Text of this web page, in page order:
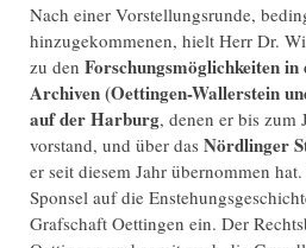
Nach einer Vorstellungsrunde,
hinzugekommenen, hielt Herr Dr.
zu den Forschungsmöglichkeiten
Archiven (Oettingen-Wallerstein
auf der Harburg, denen er bis zum
vorstand, und über das Nördlinger
er seit diesem Jahr übernommen
Sponsel auf die
Grafschaft Oettingen ein. Der